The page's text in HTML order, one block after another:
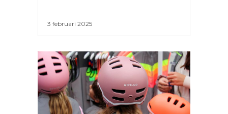
3 februari 2025